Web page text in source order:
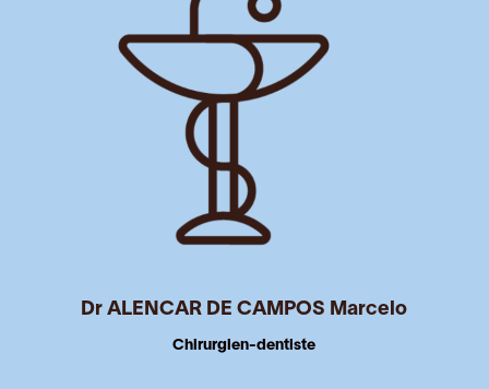
Dr ALENCAR DE CAMPOS Marcelo
Chirurgien-dentiste